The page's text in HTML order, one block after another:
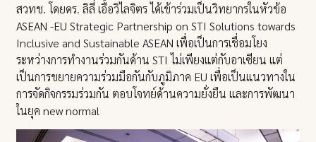
สวทช. โดยดร. ลิลี่ เอื้อวิไลจิตร ได้เข้าร่วมเป็นวิทยากรในหัวข้อ
ASEAN -EU Strategic Partnership on STI Solutions towards
Inclusive and Sustainable ASEAN เพื่อเป็นการเชื่อมโยง
ระหว่างการทำงานร่วมกันด้าน STI ไม่เพียงแต่กับอาเซียน แต่
เป็นการขยายความร่วมมือกันกับภูมิภาค EU เพื่อเป็นแนวทางใน
การจัดกิจกรรมร่วมกัน ตอบโจทย์ด้านความยั่งยืน และการพัฒนา
ในยุค new normal